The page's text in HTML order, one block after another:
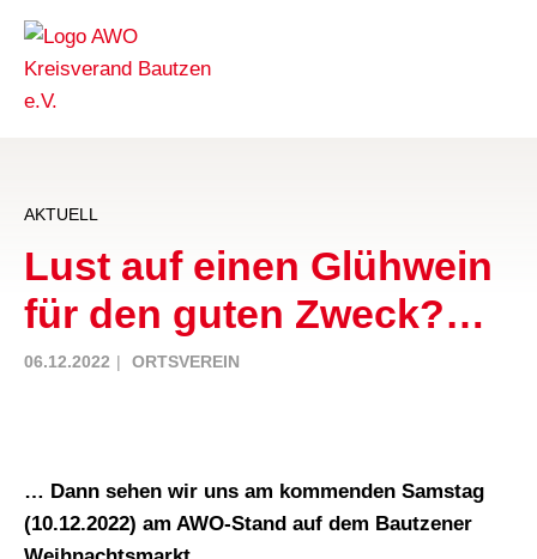
AKTUELL
Lust auf einen Glühwein
für den guten Zweck?…
06.12.2022 ORTSVEREIN
… Dann sehen wir uns am kommenden Samstag
(10.12.2022) am AWO-Stand auf dem Bautzener